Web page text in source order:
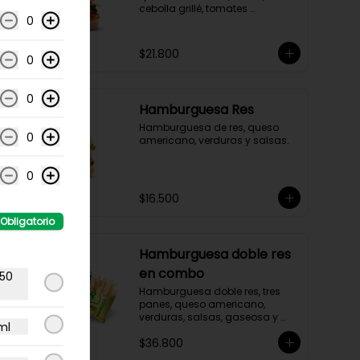
cebolla grillé, tomates
$21.800
Hamburguesa Res
Hamburguesa de res, queso
americano, verduras y salsas.
$16.500
Hamburguesa doble res
en combo
Hamburguesa doble res, tres
panes, queso americano,
verduras, salsas, gaseosa y
acompañamiento a elección.
$36.800
0
0
0
0
0
Obligatorio